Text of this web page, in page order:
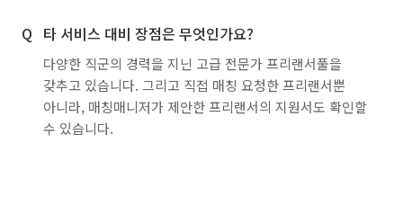
타 서비스 대비 장점은 무엇인가요?
다양한 직군의 경력을 지닌 고급 전문가 프리랜서풀을
갖추고 있습니다. 그리고 직접 매칭 요청한 프리랜서뿐
아니라, 매칭매니저가 제안한 프리랜서의 지원서도 확인할
수 있습니다.